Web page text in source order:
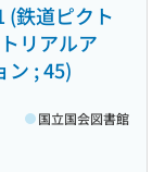
(鉄道ピクト
リアルア
ン ; 45)
国立国会図書館